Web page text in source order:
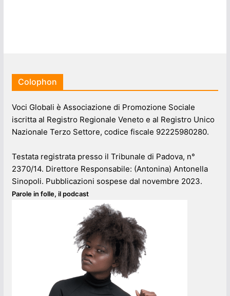
Colophon
Voci Globali è Associazione di Promozione Sociale
iscritta al Registro Regionale Veneto e al Registro Unico
Nazionale Terzo Settore, codice fiscale 92225980280.
Testata registrata presso il Tribunale di Padova, n°
2370/14. Direttore Responsabile: (Antonina) Antonella
Sinopoli. Pubblicazioni sospese dal novembre 2023.
Parole in folle, il podcast